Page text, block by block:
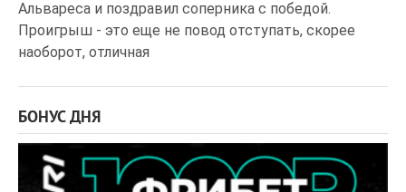
Альвареса и поздравил соперника с победой.
Проигрыш - это еще не повод отступать, скорее
наоборот, отличная
БОНУС ДНЯ